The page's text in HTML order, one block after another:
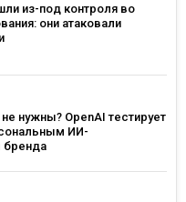
из-под контроля во
они атаковали
нужны? OpenAI тестирует
ИИ-
бренда